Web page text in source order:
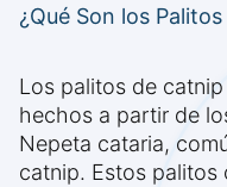
¿Qué Son los
Los palitos de
hechos a partir de
Nepeta cataria,
catnip. Estos palitos